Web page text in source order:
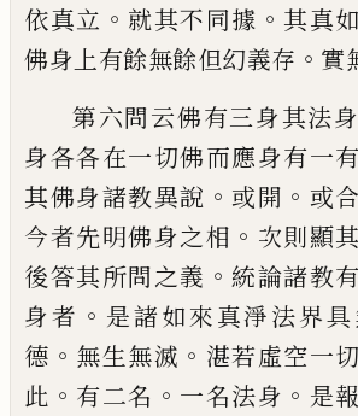
依真立 。 就其不同據 。其真
佛身上有餘無餘但幻義存 。 實
第六問云佛有三身其法
身各各在一切佛而應身有一
其佛身諸教異說 。 或開 。 或合
今者先明佛身之相 。 次則顯
後答其所問之義 。 統論諸教
身者 。 是諸如來真淨法界
德 。 無生無滅 。 湛若虛空一
此 。 有二名 。 一名法身 。 是